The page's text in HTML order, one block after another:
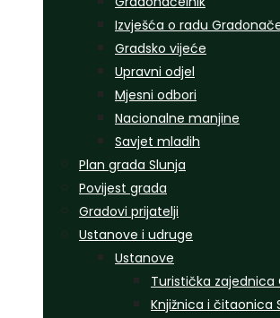
Izvješća o radu
Gradsko vijeće
Upravni odjel
Mjesni odbori
Nacionalne manjine
Savjet mladih
Plan grada Slunja
Povijest grada
Gradovi prijatelji
Ustanove i udruge
Ustanove
Turistička zajednica
Knjižnica i čitaonica